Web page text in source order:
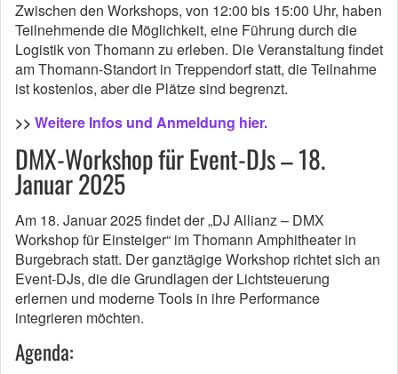
Zwischen den Workshops, von 12:00 bis 15:00 Uhr, haben
Teilnehmende die Möglichkeit, eine Führung durch die
Logistik von Thomann zu erleben. Die Veranstaltung findet
am Thomann-Standort in Treppendorf statt, die Teilnahme
ist kostenlos, aber die Plätze sind begrenzt.
>> Weitere Infos und Anmeldung hier.
DMX-Workshop für Event-DJs – 18.
Januar 2025
Am 18. Januar 2025 findet der „DJ Allianz – DMX
Workshop für Einsteiger“ im Thomann Amphitheater in
Burgebrach statt. Der ganztägige Workshop richtet sich an
Event-DJs, die die Grundlagen der Lichtsteuerung
erlernen und moderne Tools in ihre Performance
integrieren möchten.
Agenda: